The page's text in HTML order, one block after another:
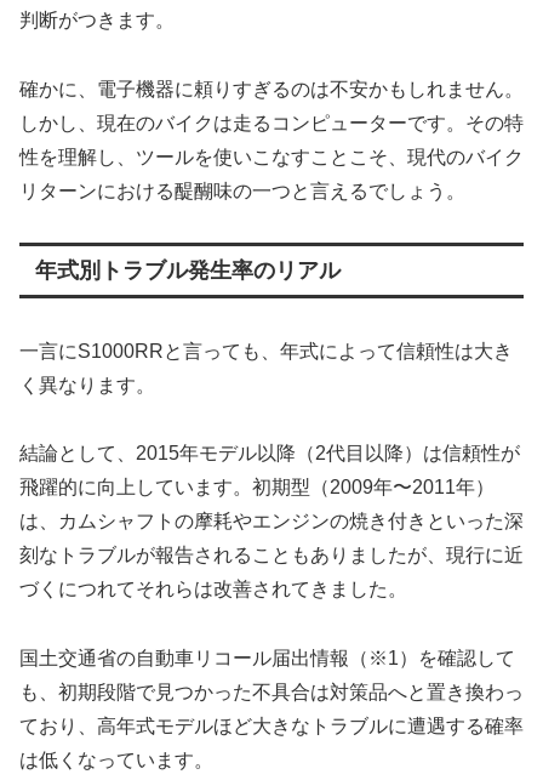
判断がつきます。
確かに、電子機器に頼りすぎるのは不安かもしれません。
しかし、現在のバイクは走るコンピューターです。その特
性を理解し、ツールを使いこなすことこそ、現代のバイク
リターンにおける醍醐味の一つと言えるでしょう。
年式別トラブル発生率のリアル
一言にS1000RRと言っても、年式によって信頼性は大き
く異なります。
結論として、2015年モデル以降（2代目以降）は信頼性が
飛躍的に向上しています。初期型（2009年〜2011年）
は、カムシャフトの摩耗やエンジンの焼き付きといった深
刻なトラブルが報告されることもありましたが、現行に近
づくにつれてそれらは改善されてきました。
国土交通省の自動車リコール届出情報（※1）を確認して
も、初期段階で見つかった不具合は対策品へと置き換わっ
ており、高年式モデルほど大きなトラブルに遭遇する確率
は低くなっています。